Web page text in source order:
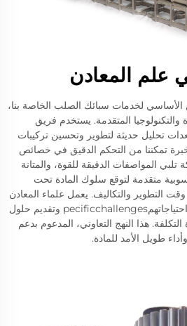
علم المعادن
الأساسي لخدمات سبائك الصلب الخاصة بنا،
المتقدمة. يستخدم فريق
تحليل حديثة لتطوير وتحسين تركيبات
تمكننا من التحكم الدقيق في خصائص
المواصفات الدقيقة للقوة، والمتانة
متقدمة لتوقع سلوك المادة تحت
التطوير والتكاليف. يعمل علماء المعادن
لدينا عن كثب مع العملاء لفهم احتياجاتهمpecificchallenges وتقديم حلول
هذا النهج التعاوني، المدعوم بدعم
طويل الأمد للمادة.